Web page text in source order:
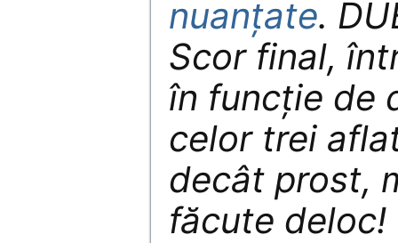
nuanțate.
Scor final,
în funcție de
celor trei
decât prost,
făcute deloc!